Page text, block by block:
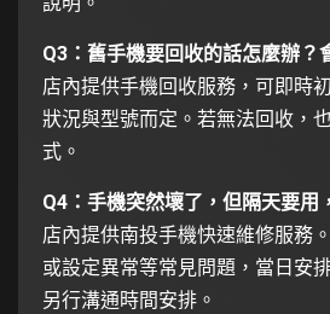
Q3：舊手機要回收的話怎麼辦？
店內提供手機回收服務，可即時
狀況與型號而定。若無法回收，
式。
Q4：手機突然壞了，但隔天要用
店內提供南投手機快速維修服務
或設定異常等常見問題，當日安
另行溝通時間安排。